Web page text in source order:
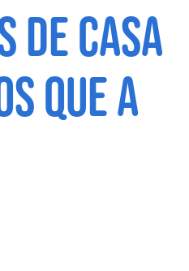
de casa
que a